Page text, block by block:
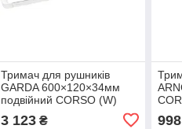
Тримач для рушників
GARDA 600×120×34мм
подвійний CORSO (W)
3 123₴ 998